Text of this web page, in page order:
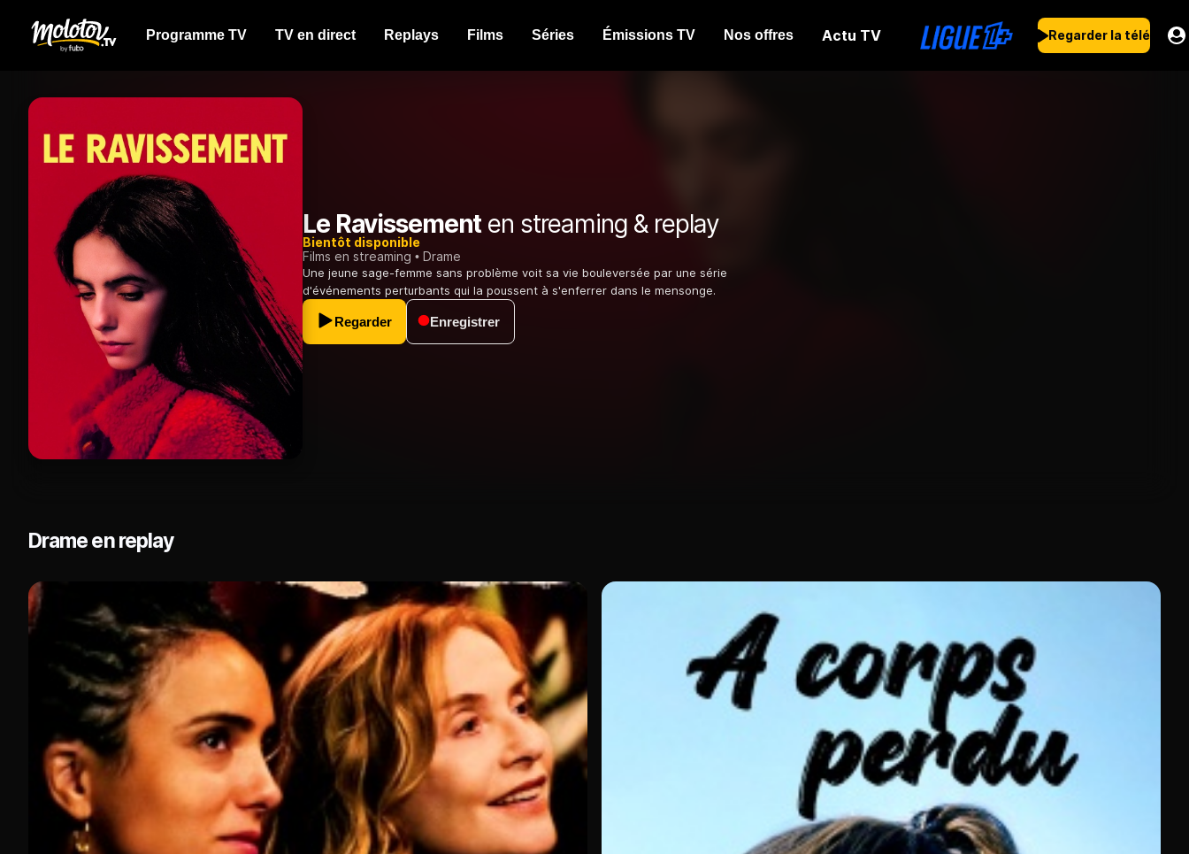
Programme TV TV en direct Replays Films Séries Émissions TV Nos offres Actu TV Regarder la télé
Le Ravissementen streaming & replay
Bientôt disponible
Films en streaming
Drame
Une jeune sage-femme sans problème voit sa vie bouleversée par une série
d'événements perturbants qui la poussent à s'enferrer dans le mensonge.
Regarder Enregistrer
Drame en replay